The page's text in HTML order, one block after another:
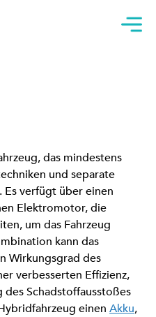
das mindestens
und separate
verfügt über einen
Elektromotor, die
um das Fahrzeug
kann das
Wirkungsgrad des
verbesserten Effizienz,
des Schadstoffausstoßes
einen Akku,